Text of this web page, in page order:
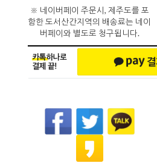
※ 네이버페이 주문시, 제주도를 포
함한 도서산간지역의 배송료는 네이
버페이와 별도로 청구됩니다.